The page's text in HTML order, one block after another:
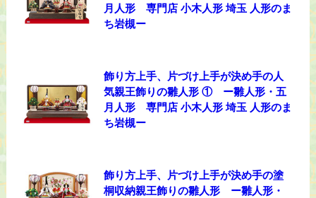
月人形 専門店 小木人形 埼玉 人形のま
ち岩槻ー
飾り方上手、片づけ上手が決め手の人
気親王飾りの雛人形 ① ー雛人形・五
月人形 専門店 小木人形 埼玉 人形のま
ち岩槻ー
飾り方上手、片づけ上手が決め手の塗
桐収納親王飾りの雛人形 ー雛人形・